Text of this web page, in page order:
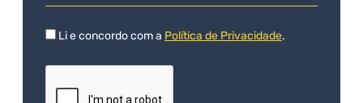
Li e concordo com a Política de Privacidade.